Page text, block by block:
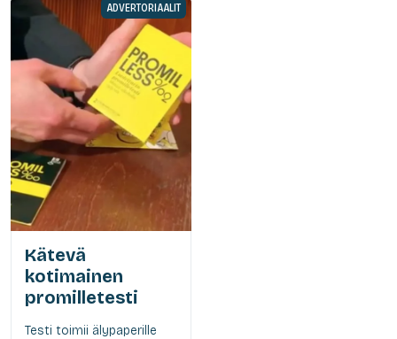
ADVERTORIAALIT
Kätevä
kotimainen
promilletesti
Testi toimii älypaperille